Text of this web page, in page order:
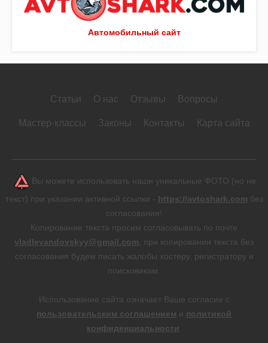
Автомобильный сайт
Статьи О нас Отзывы Вопросы
Мастер-классы Законы Контакты Карта сайта
Вы можете использовать наши уникальные ФОТО (но не
текст) при указании активной ссылки - https://avtoshark.com без
согласования!
Копирование текста просим согласовывать по почте
vladlevandovskyy@gmail.com , при копировании текста без
согласования будем писать жалобы хостеру, регистратору и
поисковикам.
Использование сайта означает Ваше согласие с
пользовательским соглашением и политикой
конфиденциальности